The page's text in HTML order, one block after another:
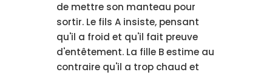
de mettre son manteau pour
sortir. Le fils A insiste, pensant
qu'il a froid et qu'il fait preuve
d'entêtement. La fille B estime au
contraire qu'il a trop chaud et